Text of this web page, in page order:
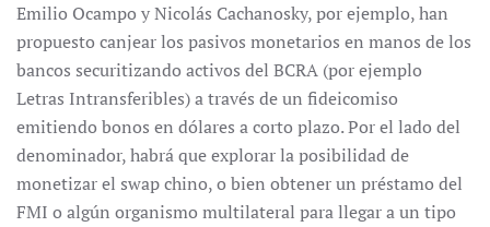
Emilio Ocampo y Nicolás Cachanosky, por ejemplo, han
propuesto canjear los pasivos monetarios en manos de los
bancos securitizando activos del BCRA (por ejemplo
Letras Intransferibles) a través de un fideicomiso
emitiendo bonos en dólares a corto plazo. Por el lado del
denominador, habrá que explorar la posibilidad de
monetizar el swap chino, o bien obtener un préstamo del
FMI o algún organismo multilateral para llegar a un tipo